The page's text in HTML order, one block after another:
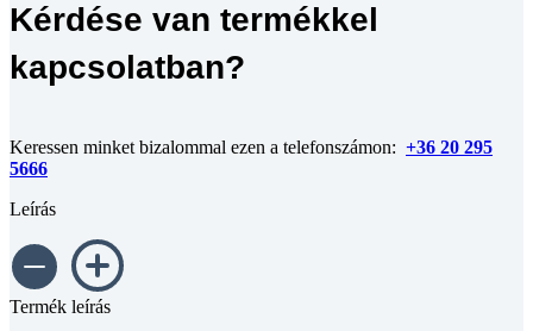
Kérdése van termékkel
kapcsolatban?
Keressen minket bizalommal ezen a telefonszámon: +36 20 295
5666
Leírás
Termék leírás